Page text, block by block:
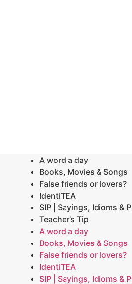
A word a day
Books, Movies & Songs
False friends or lovers?
IdentiTEA
SIP | Sayings, Idioms &
Teacher’s Tip
A word a day
Books, Movies & Songs
False friends or lovers?
IdentiTEA
SIP | Sayings, Idioms &